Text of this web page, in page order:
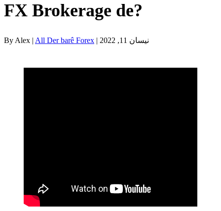
FX Brokerage de?
By Alex | All Der barê Forex | نیسان 11, 2022